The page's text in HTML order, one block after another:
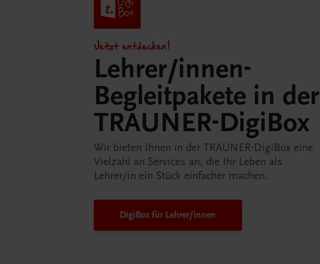
Jetzt entdecken!
Lehrer/innen-
Begleitpakete in der
TRAUNER-DigiBox
Wir bieten Ihnen in der TRAUNER-DigiBox eine
Vielzahl an Services an, die Ihr Leben als
Lehrer/in ein Stück einfacher machen.
DigiBox für Lehrer/innen